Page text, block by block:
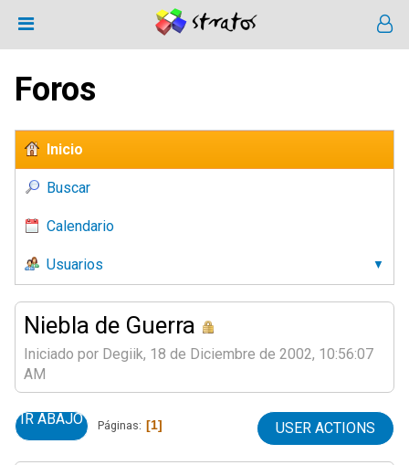
Foros
Inicio
Buscar
Calendario
Usuarios
Niebla de Guerra
Iniciado por Degiik, 18 de Diciembre de 2002, 10:56:07
AM
IR ABAJO Páginas 1 USER ACTIONS